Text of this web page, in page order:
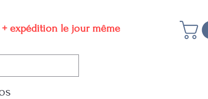
+ expédition le jour même